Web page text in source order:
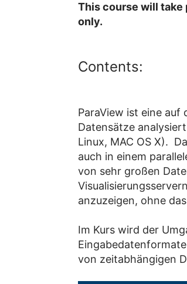
This course will take
only.
Contents:
ParaView ist eine
Datensätze
Linux, MAC OS X).
auch in einem
von sehr großen
anzuzeigen, ohne
Im Kurs wird der
von zeitabhängigen